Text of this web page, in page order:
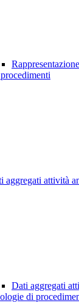
aggregati attività
Dati aggregati
di